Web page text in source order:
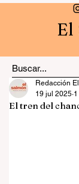
El
El tren del
Redacción
19 jul 2025